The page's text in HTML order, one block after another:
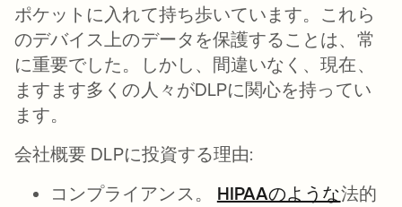
ポケットに入れて持ち歩いています。これら
のデバイス上のデータを保護することは、常
に重要でした。しかし、間違いなく、現在、
ますます多くの人々がDLPに関心を持ってい
ます。
会社概要 DLPに投資する理由:
コンプライアンス。 HIPAAのような法的